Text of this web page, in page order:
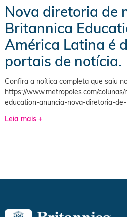
Nova diretoria de
Britannica
América Latina é
portais de notícia.
Confira a noítica completa que saiu
https://www.metropoles.com/
education-anuncia-nova-diretoria-
Leia mais +